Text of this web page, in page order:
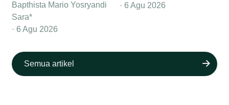
Bapthista Mario Yosryandi
Sara*
6 Agu 2026
6 Agu 2026
Semua artikel